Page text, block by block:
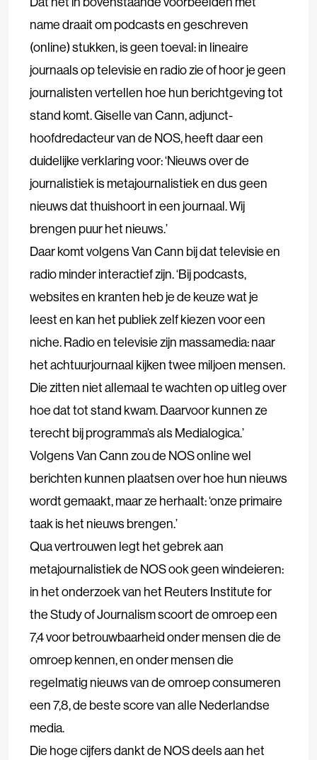
name draait om podcasts en geschreven
(online) stukken, is geen toeval: in lineaire
journaals op televisie en radio zie of hoor je geen
journalisten vertellen hoe hun berichtgeving tot
stand komt. Giselle van Cann, adjunct-
hoofdredacteur van de NOS, heeft daar een
duidelijke verklaring voor: ‘Nieuws over de
journalistiek is metajournalistiek en dus geen
nieuws dat thuishoort in een journaal. Wij
brengen puur het nieuws.’
Daar komt volgens Van Cann bij dat televisie en
radio minder interactief zijn. ‘Bij podcasts,
websites en kranten heb je de keuze wat je
leest en kan het publiek zelf kiezen voor een
niche. Radio en televisie zijn massamedia: naar
het achtuurjournaal kijken twee miljoen mensen.
Die zitten niet allemaal te wachten op uitleg over
hoe dat tot stand kwam. Daarvoor kunnen ze
terecht bij programma’s als Medialogica.’
Volgens Van Cann zou de NOS online wel
berichten kunnen plaatsen over hoe hun nieuws
wordt gemaakt, maar ze herhaalt: ‘onze primaire
taak is het nieuws brengen.’
Qua vertrouwen legt het gebrek aan
metajournalistiek de NOS ook geen windeieren:
in het onderzoek van het Reuters Institute for
the Study of Journalism scoort de omroep een
7,4 voor betrouwbaarheid onder mensen die de
omroep kennen, en onder mensen die
regelmatig nieuws van de omroep consumeren
een 7,8, de beste score van alle Nederlandse
media.
Die hoge cijfers dankt de NOS deels aan het